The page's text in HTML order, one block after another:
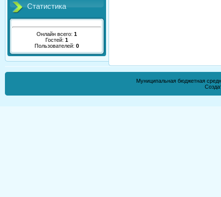
Статистика
Онлайн всего: 1
Гостей: 1
Пользователей: 0
Муниципальная бюджетная